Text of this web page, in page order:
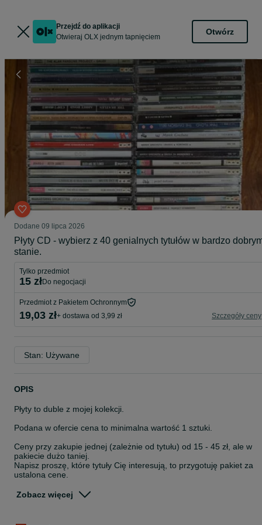
Przejdź do aplikacji
Otwieraj OLX jednym tapnięciem
Otwórz
Dodane 09 lipca 2026
Płyty CD - wybierz z 40 genialnych tytułów w bardzo
stanie.
Tylko przedmiot
15 zł do negocjacji
Przedmiot z Pakietem Ochronnym
19,03 zł+ dostawa od 3,99 zł Szczegóły ceny
Stan: Używane
OPIS
Płyty to duble z mojej kolekcji.
Podana w ofercie cena to minimalna wartość 1 sztuki.
Ceny przy zakupie jednej (zależnie od tytułu) od 15 - 45 zł, ale w
pakiecie dużo taniej.
Napisz proszę, które tytuły Cię interesują, to przygotuję pakiet za
ustaloną cenę.
Uwaga: jeżeli użyjesz opcji "Kup", to wyślę Ci tylko jedną płytę:
Zobacz więcej